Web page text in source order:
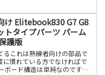
け Elitebook830 G7 G8
トタイプパーツ パーム
護版
るこれは熟練者向けの部品で
慣れている方でなければで
ボード構造は単純なのです